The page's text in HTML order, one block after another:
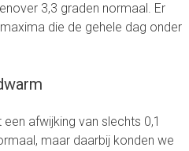
3,3 graden normaal. Er
die de gehele dag onder
afwijking van slechts 0,1
maar daarbij konden we